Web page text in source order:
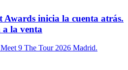
inicia la cuenta atrás.
la venta